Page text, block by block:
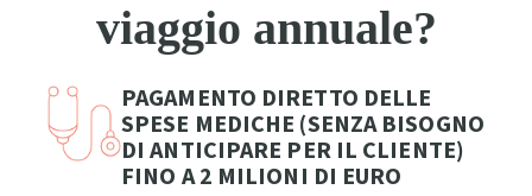
viaggio annuale?
PAGAMENTO DIRETTO DELLE
SPESE MEDICHE (SENZA BISOGNO
DI ANTICIPARE PER IL CLIENTE)
FINO A 2 MILIONI DI EURO